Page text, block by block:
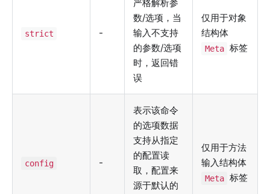
strict -
严格解析参
数/选项，当
输入不支持
的参数/选项
时，返回错
误
仅用于对象
结构体
Meta 标签
config -
表示该命令
的选项数据
支持从指定
的配置读
取，配置来
源于默认的
仅用于方法
输入结构体
Meta 标签